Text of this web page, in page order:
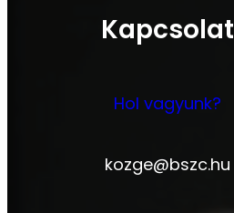
Kapcsolat
Hol vagyunk?
kozge@bszc.hu